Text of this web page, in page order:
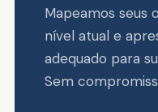
Mapeamos seus
nível atual e
adequado para
Sem